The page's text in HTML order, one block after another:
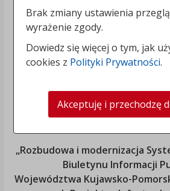
„Rozbudowa i modernizacja
Biuletynu Informacji
Województwa Kujawsko-
Brak zmiany ustawienia
wyrażenie zgody.
Dowiedz się więcej o tym, jak
cookies z Polityki Prywatności.
Akceptuję i przechodzę